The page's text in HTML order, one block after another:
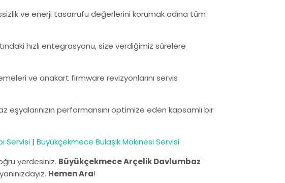
ve enerji tasarrufu değerlerini korumak adına tüm
hızlı entegrasyonu, size verdiğimiz sürelere
ve anakart firmware revizyonlarını servis
performansını optimize eden kapsamlı bir
Servisi | Büyükçekmece Bulaşık Makinesi Servisi
yerdesiniz. Büyükçekmece Arçelik Davlumbaz
Hemen Ara!